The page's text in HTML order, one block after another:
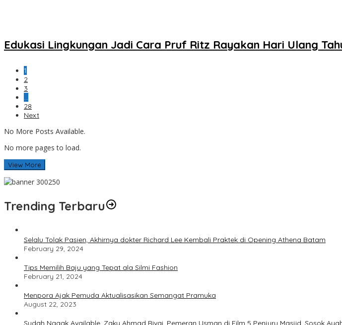
Edukasi Lingkungan Jadi Cara Pruf Ritz Rayakan Hari Ulang
1
2
3
…
28
Next
No More Posts Available.
No more pages to load.
View More
Trending Terbaru
Selalu Tolak Pasien, Akhirnya dokter Richard Lee Kembali Praktek di Opening Athena Batam
February 29, 2024
Tips Memilih Baju yang Tepat ala Silmi Fashion
February 21, 2024
Menpora Ajak Pemuda Aktualisasikan Semangat Pramuka
August 22, 2023
Sudah Nggak Available, Zaky Ahmad Rivai, Pemeran Usman di Film 5 Penjuru Masjid, Sosok